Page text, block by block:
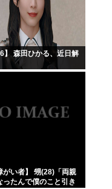
】 森田ひかる、近日解
がい者】 甥(28)「両親
ったんで僕のこと引き